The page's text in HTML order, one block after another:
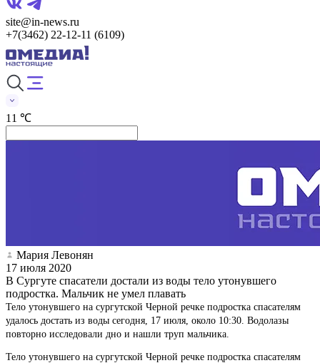
site@in-news.ru
+7(3462) 22-12-11 (6109)
11 ℃
Мария Левонян
17 июля 2020
В Сургуте спасатели достали из воды тело утонувшего
подростка. Мальчик не умел плавать
Тело утонувшего на сургутской Черной речке подростка спасателям
удалось достать из воды сегодня, 17 июля, около 10:30. Водолазы
повторно исследовали дно и нашли труп мальчика.
Тело утонувшего на сургутской Черной речке подростка спасателям